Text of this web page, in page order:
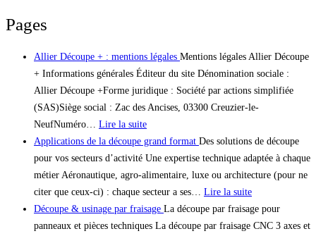
Pages
Allier Découpe + : mentions légales Mentions légales Allier Découpe
+ Informations générales Éditeur du site Dénomination sociale :
Allier Découpe +Forme juridique : Société par actions simplifiée
(SAS)Siège social : Zac des Ancises, 03300 Creuzier-le-
NeufNuméro…
Lire la suite
Applications de la découpe grand format Des solutions de découpe
pour vos secteurs d’activité Une expertise technique adaptée à chaque
métier Aéronautique, agro-alimentaire, luxe ou architecture (pour ne
citer que ceux-ci) : chaque secteur a ses…
Lire la suite
Découpe & usinage par fraisage La découpe par fraisage pour
panneaux et pièces techniques La découpe par fraisage CNC 3 axes et